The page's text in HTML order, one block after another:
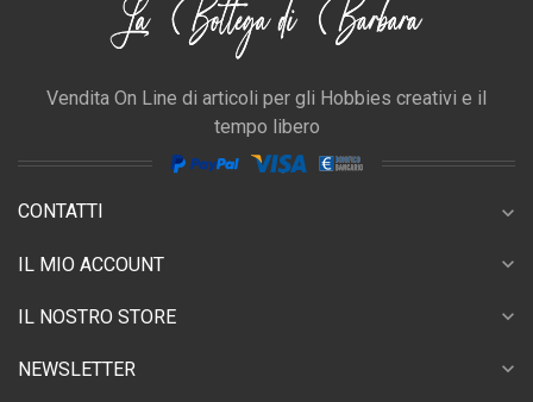
Vendita On Line di articoli per gli Hobbies creativi e il
tempo libero
CONTATTI expand_more
IL MIO ACCOUNT expand_more
IL NOSTRO STORE expand_more
NEWSLETTER expand_more